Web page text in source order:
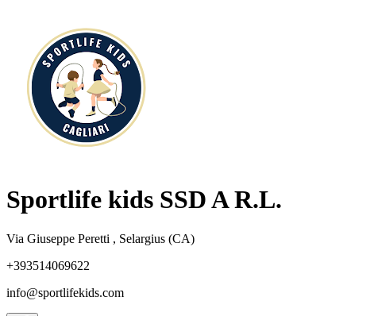
Sportlife kids SSD A R.L.
Via Giuseppe Peretti , Selargius (CA)
+393514069622
info@sportlifekids.com